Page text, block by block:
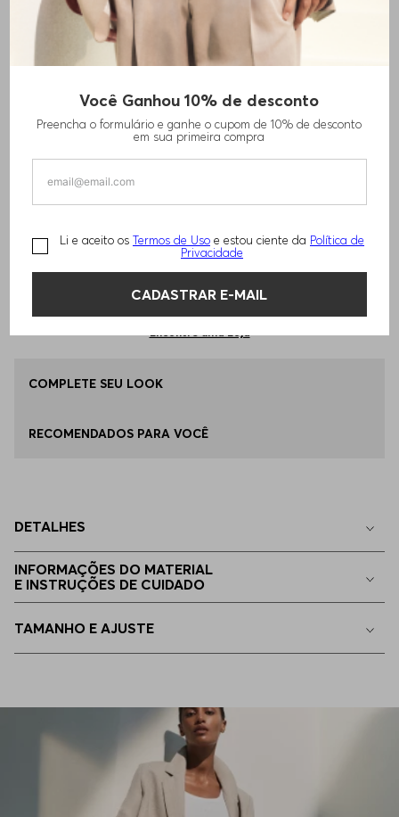
Você Ganhou 10% de desconto
Preencha o formulário e ganhe o cupom de 10% de desconto
em sua primeira compra
Li e aceito os Termos de Uso e estou ciente da Política de
Privacidade
CADASTRAR E-MAIL
CASACO REPELENTE À ÁGUA COM CAPUZ
Qual o seu Tamanho? Tabela de Tamanhos
M - M
EG - XL
EEGG Indisponível
ADICIONAR AO CARRINHO
Encontre uma Loja
COMPLETE SEU LOOK
RECOMENDADOS PARA VOCÊ
DETALHES
INFORMAÇÕES DO MATERIAL
E INSTRUÇÕES DE CUIDADO
TAMANHO E AJUSTE